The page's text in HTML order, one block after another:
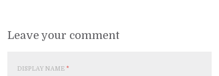
Leave your comment
DISPLAY NAME *